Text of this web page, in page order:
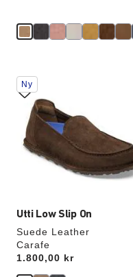
Utti Low Slip On
Suede Leather
Carafe
Price:
1.800,00 kr
Interaktion
med
provfärger
kommer
uppdatera
produktbilden
Ny